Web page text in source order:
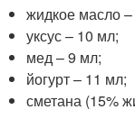
жидкое масло
уксус – 10 мл;
мед – 9 мл;
йогурт – 11 мл;
сметана (15%